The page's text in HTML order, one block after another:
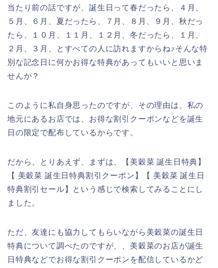
当たり前の話ですが、誕生日って春だったら、４月、
５月、６月、夏だったら、７月、８月、９月、秋だっ
たら、１０月、１１月、１２月、冬だったら、１月、
２月、３月、とすべての人に訪れますからね♪そんな特
別な記念日に何かお得な特典があってもいいと思いま
せんか？
このように私自身思ったのですが、その理由は、私の
地元にあるお店では、お得な割引クーポンなどを誕生
日の限定で配布しているからです。
だから、とりあえず、まずは、【美穀菜 誕生日特典】
【 美穀菜 誕生日特典割引クーポン】【 美穀菜 誕生日
特典割引セール】という感じで検索してみることにし
ました。
ただ、友達にも協力してもらいながら美穀菜の誕生日
特典について調べたのですが、、美穀菜のお店が誕生
日特典などでお得な割引クーポンを配信しているかど